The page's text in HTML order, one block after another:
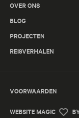
OVER ONS
BLOG
PROJECTEN
REISVERHALEN
VOORWAARDEN
WEBSITE MAGIC